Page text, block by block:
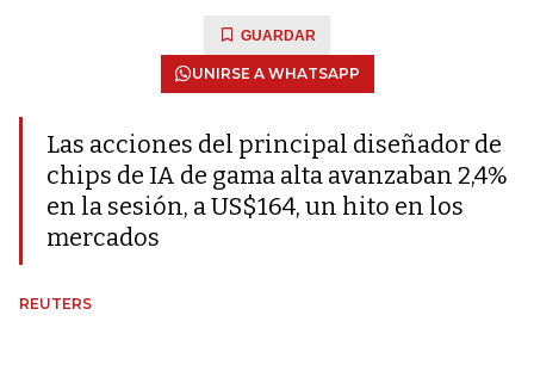
GUARDAR
UNIRSE A WHATSAPP
Las acciones del principal diseñador de
chips de IA de gama alta avanzaban 2,4%
en la sesión, a US$164, un hito en los
mercados
REUTERS